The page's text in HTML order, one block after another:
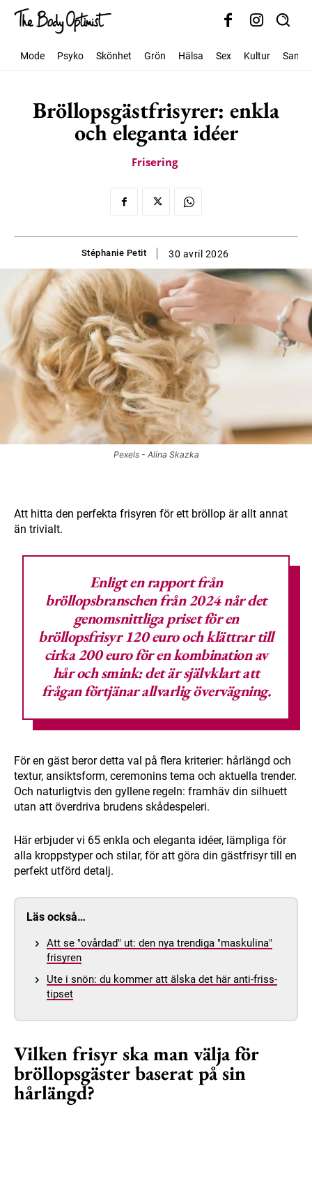
Mode Psyko Skönhet Grön Hälsa Sex Kultur
Bröllopsgästfrisyrer: enkla
och eleganta idéer
Frisering
Stéphanie Petit 30 avril 2026
Pexels - Alina Skazka
Att hitta den perfekta frisyren för ett bröllop är allt annat
än trivialt.
Enligt enrapport från
bröllopsbranschen från 2024når det
genomsnittliga priset för en
bröllopsfrisyr 120 euro och klättrar till
cirka 200 euro för en kombination av
hår och smink: det är självklart att
frågan förtjänar allvarlig övervägning.
För en gäst beror detta val på flera kriterier: hårlängd och
textur, ansiktsform, ceremonins tema och aktuella trender.
Och naturligtvis den gyllene regeln: framhäv din silhuett
utan att överdriva brudens skådespeleri.
Här erbjuder vi 65 enkla och eleganta idéer, lämpliga för
alla kroppstyper och stilar, för att göra din gästfrisyr till en
perfekt utförd detalj.
Läs också…
Att se "ovårdad" ut: den nya trendiga "maskulina"
frisyren
Ute i snön: du kommer att älska det här anti-friss-
tipset
Vilken frisyr ska man välja för
bröllopsgäster baserat på sin
hårlängd?